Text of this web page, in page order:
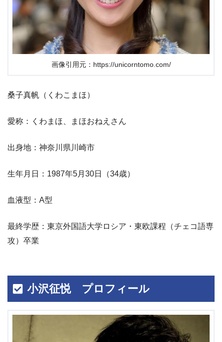
画像引用元：https://unicorntomo.com/
桑子真帆（くわこまほ）
愛称：くわまほ、まほおねえさん
出身地：神奈川県川崎市
生年月日：1987年5月30日（34歳）
血液型：A型
最終学歴：東京外国語大学ロシア・東欧課程（チェコ語専
攻）卒業
小沢征悦 プロフィール